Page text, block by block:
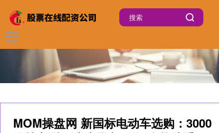
MOM操盘网 新国标电动车选购：3000